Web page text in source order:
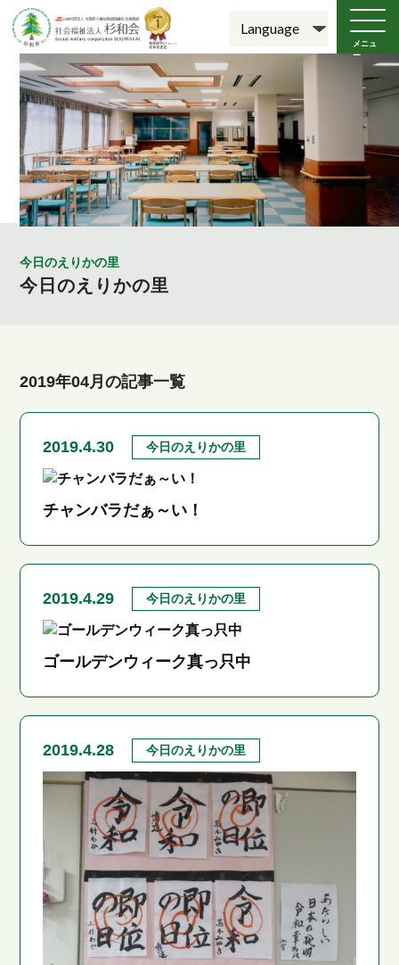
メニュ
ー
今日のえりかの里
今日のえりかの里
2019年04月の記事一覧
2019.4.30 今日のえりかの里
チャンバラだぁ～い！
2019.4.29 今日のえりかの里
ゴールデンウィーク真っ只中
2019.4.28 今日のえりかの里